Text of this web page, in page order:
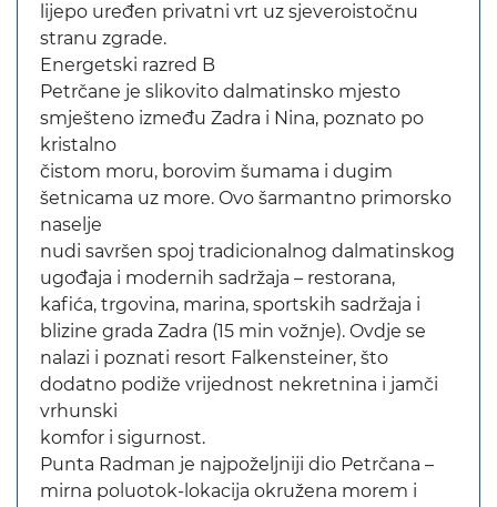
lijepo uređen privatni vrt uz sjeveroistočnu
stranu zgrade.
Energetski razred B
Petrčane je slikovito dalmatinsko mjesto
smješteno između Zadra i Nina, poznato po
kristalno
čistom moru, borovim šumama i dugim
šetnicama uz more. Ovo šarmantno primorsko
naselje
nudi savršen spoj tradicionalnog dalmatinskog
ugođaja i modernih sadržaja – restorana,
kafića, trgovina, marina, sportskih sadržaja i
blizine grada Zadra (15 min vožnje). Ovdje se
nalazi i poznati resort Falkensteiner, što
dodatno podiže vrijednost nekretnina i jamči
vrhunski
komfor i sigurnost.
Punta Radman je najpoželjniji dio Petrčana –
mirna poluotok-lokacija okružena morem i